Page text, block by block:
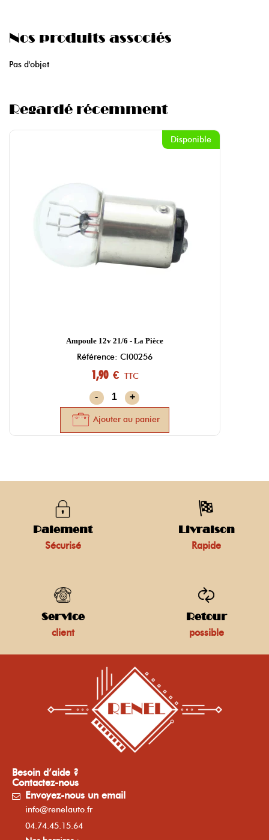
Nos produits associés
Pas d'objet
Regardé récemment
Disponible
Ampoule 12v 21/6 - La Pièce
Référence: CI00256
1,90 € TTC
-
+
Ajouter au panier
Paiement
Sécurisé
Livraison
Rapide
Service
client
Retour
possible
Besoin d’aide ?
Contactez-nous
Envoyez-nous un email
info@renelauto.fr
04.74.45.15.64